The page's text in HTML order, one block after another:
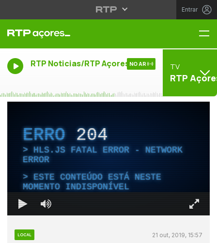
Entrar
RTP Noticias/RTP Açores NO AR TV
RTP
ERRO204
HLS.JS FATAL ERROR - NETWORK
ERROR
ESTE CONTEÚDO ESTÁ NESTE
MOMENTO INDISPONÍVEL
LOCAL 21 out, 2019, 15:57